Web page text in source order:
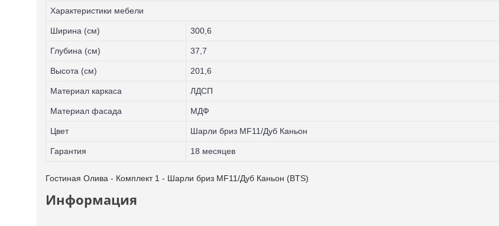
Характеристики мебели
Ширина (см) 300,6
Глубина (см) 37,7
Высота (см) 201,6
Материал каркаса ЛДСП
Материал фасада MДФ
Цвет Шарли бриз MF11/Дуб Каньон
Гарантия 18 месяцев
Гостиная Олива - Комплект 1 - Шарли бриз MF11/Дуб Каньон (BTS)
Информация